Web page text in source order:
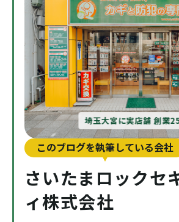
埼玉大宮に実店舗 創業
このブログを執筆している会社
さいたまロックセ
ィ株式会社